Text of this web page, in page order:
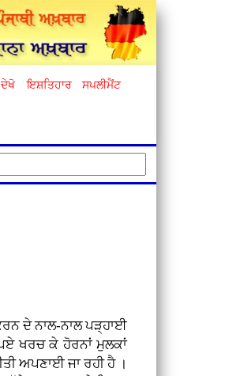
ਇਸ਼ਤਿਹਾਰ ਸਪਲੀਮੈਂਟ
ਦੇ ਨਾਲ-ਨਾਲ ਪੜ੍ਹਾਈ
ਖਰਚ ਕੇ ਹੋਰਨਾਂ ਮੁਲਕਾਂ
ਅਪਣਾਈ ਜਾ ਰਹੀ ਹੈ ।